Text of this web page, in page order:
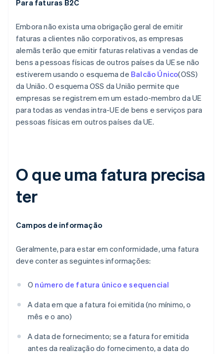
Para faturas B2C
Embora não exista uma obrigação geral de emitir
faturas a clientes não corporativos, as empresas
alemãs terão que emitir faturas relativas a vendas de
bens a pessoas físicas de outros países da UE se não
estiverem usando o esquema de Balcão Único(OSS)
da União. O esquema OSS da União permite que
empresas se registrem em um estado-membro da UE
para todas as vendas intra-UE de bens e serviços para
pessoas físicas em outros países da UE.
O que uma fatura precisa
ter
Campos de informação
Geralmente, para estar em conformidade, uma fatura
deve conter as seguintes informações:
O número de fatura único e sequencial
A data em que a fatura foi emitida (no mínimo, o
mês e o ano)
A data de fornecimento; se a fatura for emitida
antes da realização do fornecimento, a data do